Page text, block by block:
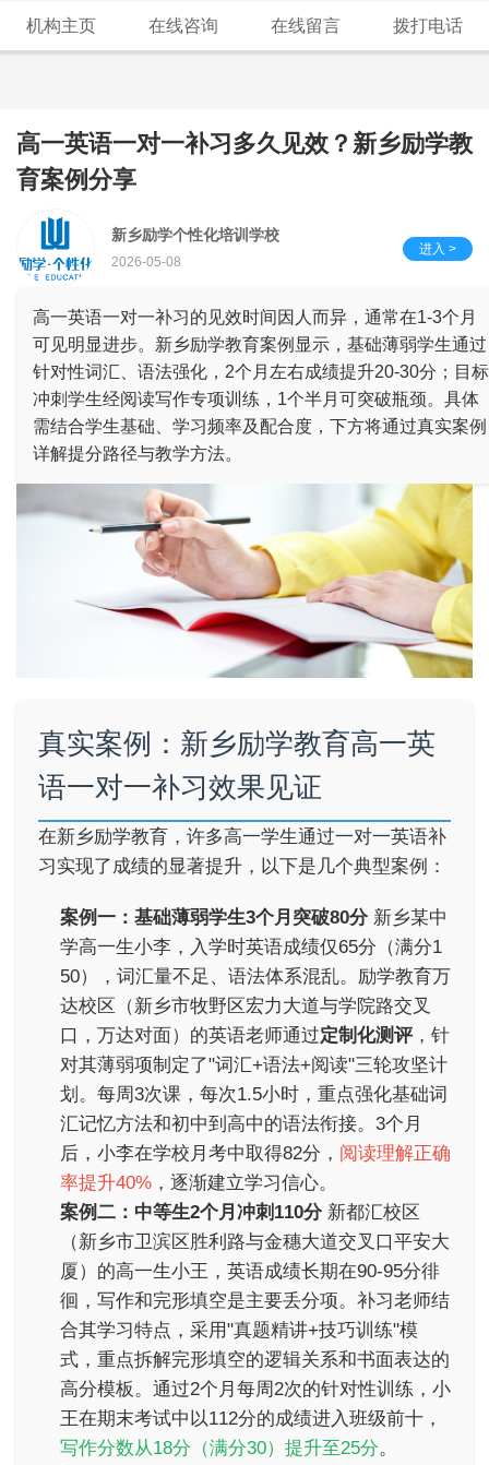
机构主页 在线咨询 在线留言 拨打电话
高一英语一对一补习多久见效？新乡励学教
育案例分享
新乡励学个性化培训学校
2026-05-08
进入 >
高一英语一对一补习的见效时间因人而异，通常在1-3个月
可见明显进步。新乡励学教育案例显示，基础薄弱学生通过
针对性词汇、语法强化，2个月左右成绩提升20-30分；目标
冲刺学生经阅读写作专项训练，1个半月可突破瓶颈。具体
需结合学生基础、学习频率及配合度，下方将通过真实案例
详解提分路径与教学方法。
真实案例：新乡励学教育高一英
语一对一补习效果见证
在新乡励学教育，许多高一学生通过一对一英语补
习实现了成绩的显著提升，以下是几个典型案例：
案例一：基础薄弱学生3个月突破80分 新乡某中
学高一生小李，入学时英语成绩仅65分（满分1
50），词汇量不足、语法体系混乱。励学教育万
达校区（新乡市牧野区宏力大道与学院路交叉
口，万达对面）的英语老师通过定制化测评，针
对其薄弱项制定了"词汇+语法+阅读"三轮攻坚计
划。每周3次课，每次1.5小时，重点强化基础词
汇记忆方法和初中到高中的语法衔接。3个月
后，小李在学校月考中取得82分， 阅读理解正确
率提升40% ，逐渐建立学习信心。
案例二：中等生2个月冲刺110分 新都汇校区
（新乡市卫滨区胜利路与金穗大道交叉口平安大
厦）的高一生小王，英语成绩长期在90-95分徘
徊，写作和完形填空是主要丢分项。补习老师结
合其学习特点，采用"真题精讲+技巧训练"模
式，重点拆解完形填空的逻辑关系和书面表达的
高分模板。通过2个月每周2次的针对性训练，小
王在期末考试中以112分的成绩进入班级前十，
写作分数从18分（满分30）提升至25分。